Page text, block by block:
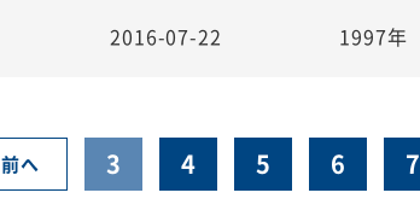
2016-07-22 1997年
前へ 3 4 5 6 7